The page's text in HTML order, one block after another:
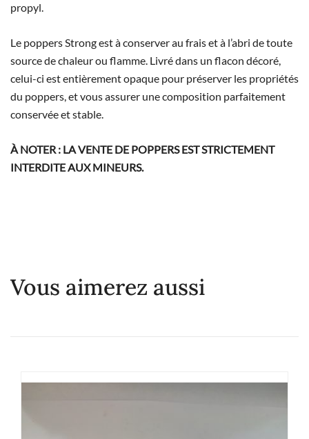
propyl.
Le poppers Strong est à conserver au frais et à l’abri de toute
source de chaleur ou flamme. Livré dans un flacon décoré,
celui-ci est entièrement opaque pour préserver les propriétés
du poppers, et vous assurer une composition parfaitement
conservée et stable.
À NOTER : LA VENTE DE POPPERS EST STRICTEMENT
INTERDITE AUX MINEURS.
Vous aimerez aussi